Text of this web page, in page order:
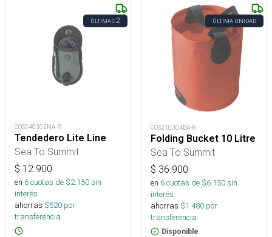
ÚLTIMAS2
COS240302NA-R
Tendedero Lite Line
Sea To Summit
$ 12.900
en 6cuotas de $2.150sin
interés
ahorras $520 por
transferencia.
ÚLTIMA UNIDAD
COS210304BA-R
Folding Bucket 10 Litre
Sea To Summit
$ 36.900
en 6cuotas de $6.150sin
interés
ahorras $1.480 por
transferencia.
Disponible